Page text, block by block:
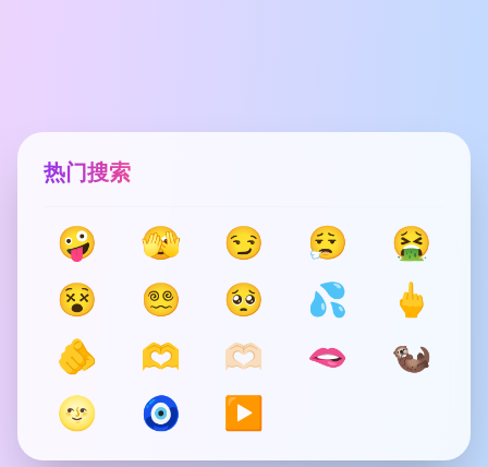
热门搜索
🤪 🫣 😏 😮‍💨
🤮
😵
😵‍💫 🥺 💦
🖕
🫵
🫶 🫶🏻 🫦
🦦
🌝
🧿 ▶️